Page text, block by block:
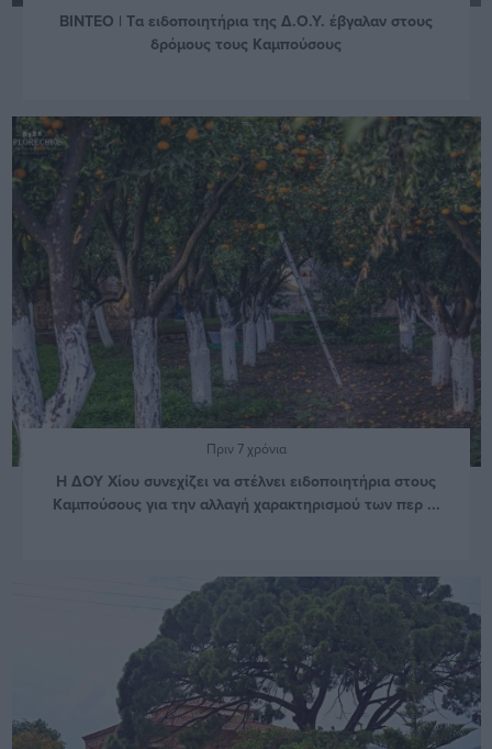
BINTEO | Tα ειδοποιητήρια της Δ.Ο.Υ. έβγαλαν στους
δρόμους τους Καμπούσους
Πριν 7 χρόνια
Η ΔΟΥ Χίου συνεχίζει να στέλνει ειδοποιητήρια στους
Καμπούσους για την αλλαγή χαρακτηρισμού των περ ...